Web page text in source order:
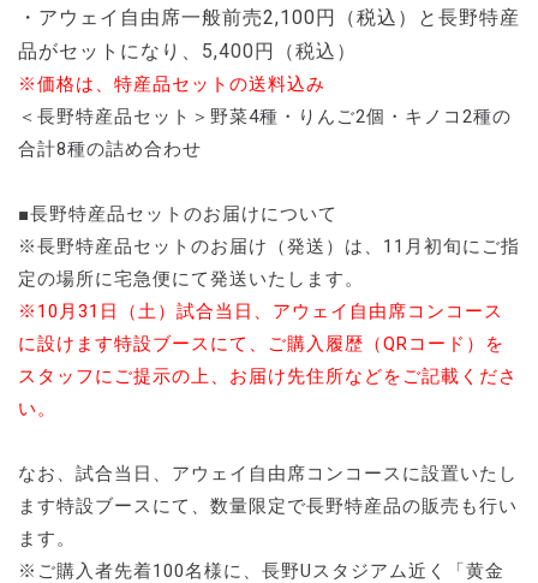
・アウェイ自由席一般前売2,100円（税込）と長野特産
品がセットになり、 5,400円（税込）
※価格は、特産品セットの送料込み
＜長野特産品セット＞野菜4種・りんご2個・キノコ2種の
合計8種の詰め合わせ
■長野特産品セットのお届けについて
※長野特産品セットのお届け（発送）は、11月初旬にご指
定の場所に宅急便にて発送いたします。
※10月31日（土）試合当日、アウェイ自由席コンコース
に設けます特設ブースにて、ご購入履歴（QRコード）を
スタッフにご提示の上、お届け先住所などをご記載くださ
い。
なお、試合当日、アウェイ自由席コンコースに設置いたし
ます特設ブースにて、数量限定で長野特産品の販売も行い
ます。
※ご購入者先着100名様に、長野Uスタジアム近く「黄金